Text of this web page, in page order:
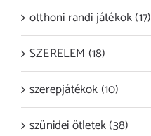
otthoni randi játékok (17)
SZERELEM (18)
szerepjátékok (10)
szünidei ötletek (38)